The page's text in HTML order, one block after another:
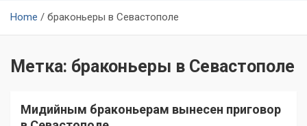
Home браконьеры в Севастополе
Метка: браконьеры в Севастополе
Мидийным браконьерам вынесен приговор